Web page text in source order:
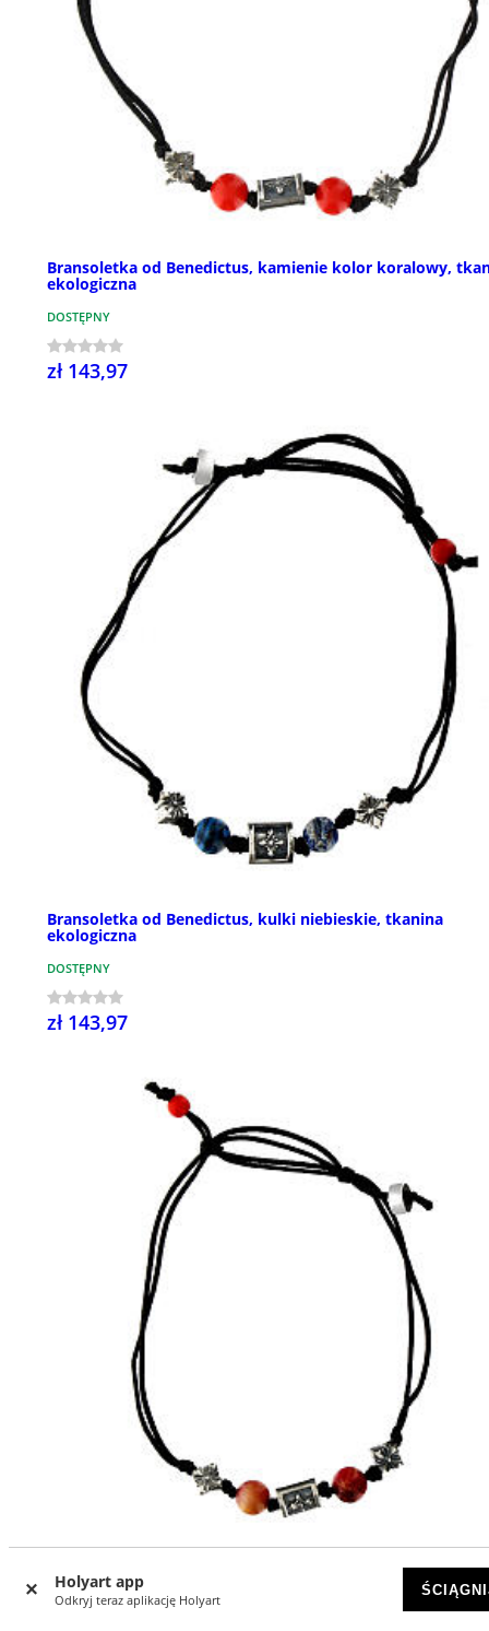
Holyart app
Odkryj teraz aplikację Holyart
Bransoletka od Benedictus, kamienie kolor koralowy,
ekologiczna
DOSTĘPNY
zł 143,97
Bransoletka od Benedictus, kulki niebieskie, tkanina
ekologiczna
DOSTĘPNY
zł 143,97
Bransoletka od Benedictus, kamienie różowe tygrysie oko,
tkanina ekologiczna